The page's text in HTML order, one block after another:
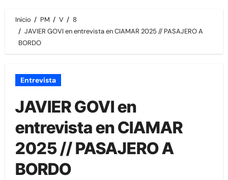
Inicio PM V
8
JAVIER GOVI en entrevista en CIAMAR 2025 // PASAJERO A
BORDO
Entrevista
JAVIER GOVI en
entrevista en CIAMAR
2025 // PASAJERO A
BORDO